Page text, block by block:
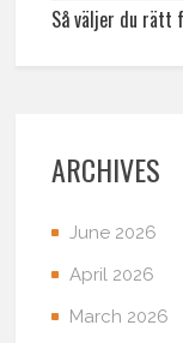
Så väljer du
ARCHIVES
June 2026
April 2026
March 2026